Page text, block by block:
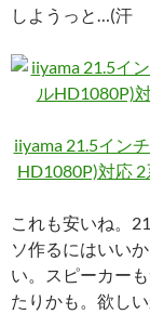
しようっと…(汗
iiyama 21.5イン
HD1080P)対応
これも安いね。
ソ作るにはいい
い。スピーカー
たりかも。欲し